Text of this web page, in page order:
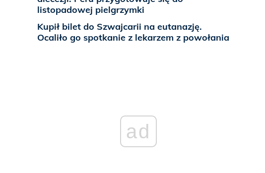
listopadowej pielgrzymki
Kupił bilet do Szwajcarii na eutanazję.
Ocaliło go spotkanie z lekarzem z powołania
ad